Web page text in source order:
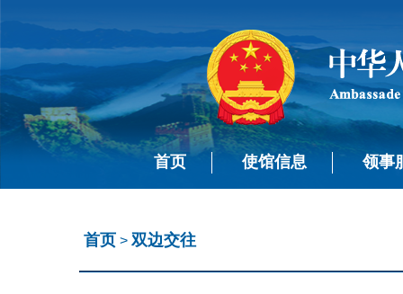
首页 使馆信息 领事
首页 > 双边交往